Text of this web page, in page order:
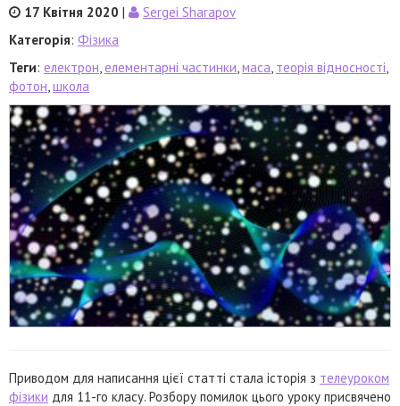
17 Квітня 2020 |
Sergei Sharapov
Категорія: Фізика
Теги: електрон,елементарні частинки,маса, теорія відносності,
фотон,школа
Приводом для написання цієї статті стала історія з телеуроком
фізики для 11-го класу. Розбору помилок цього уроку присвячено